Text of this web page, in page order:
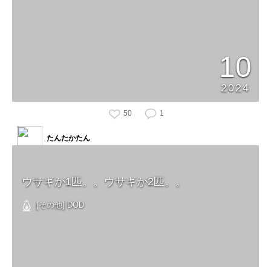
10
2024
50 1
ウサギが1匹。。ウサギが2匹。。
[その他] DOD
たんたかたん